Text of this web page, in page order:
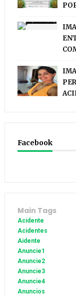
Facebook
Main Tags
Acidente
Acidentes
Aidente
Anuncie1
Anuncie2
Anuncie3
Anuncie4
Anuncios